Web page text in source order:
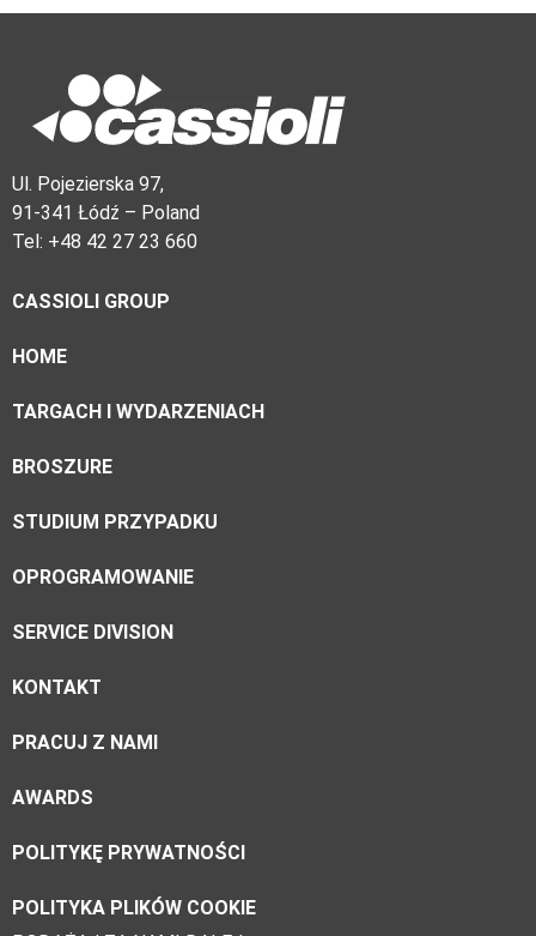
Ul. Pojezierska 97,
91-341 Łódź – Poland
Tel: +48 42 27 23 660
CASSIOLI GROUP
HOME
TARGACH I WYDARZENIACH
BROSZURE
STUDIUM PRZYPADKU
OPROGRAMOWANIE
SERVICE DIVISION
KONTAKT
PRACUJ Z NAMI
AWARDS
POLITYKĘ PRYWATNOŚCI
POLITYKA PLIKÓW COOKIE